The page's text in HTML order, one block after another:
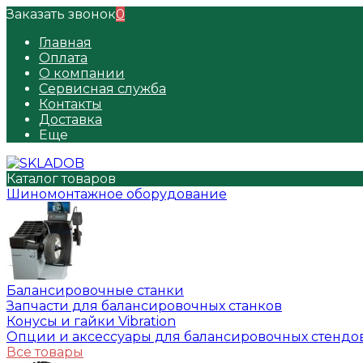
Заказать звонок0
Главная
Оплата
О компании
Сервисная служба
Контакты
Доставка
Еще
Каталог товаров
Шиномонтажное оборудование
Балансировочные станки
Запчасти для балансировочных станков
Конусы и гайки Vibration
Опции и аксессуары для балансировочных
Все товары